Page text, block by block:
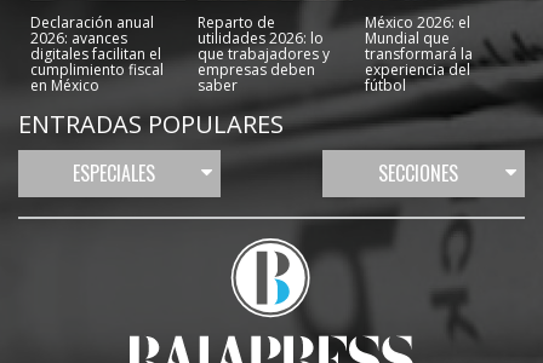
Declaración anual
2026: avances
digitales facilitan el
cumplimiento fiscal
en México
Reparto de
utilidades 2026: lo
que trabajadores y
empresas deben
saber
México 2026: el
Mundial que
transformará la
experiencia del
fútbol
ENTRADAS POPULARES
ESPECIALES SECCIONES